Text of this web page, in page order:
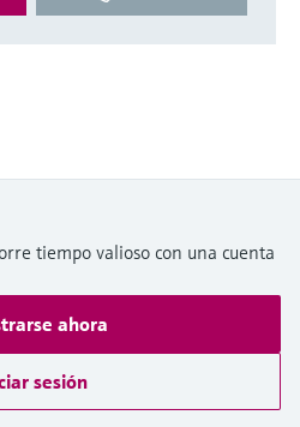
tiempo valioso con una cuenta
ahora
sesión